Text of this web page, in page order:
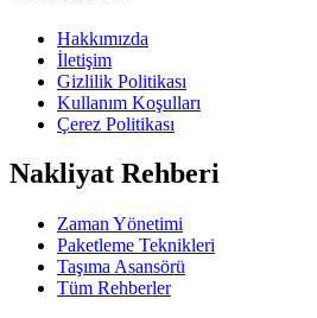
Hakkımızda
İletişim
Gizlilik Politikası
Kullanım Koşulları
Çerez Politikası
Nakliyat Rehberi
Zaman Yönetimi
Paketleme Teknikleri
Taşıma Asansörü
Tüm Rehberler